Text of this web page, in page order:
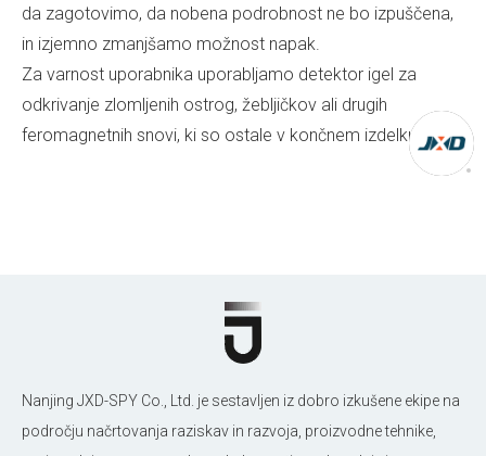
da zagotovimo, da nobena podrobnost ne bo izpuščena,
in izjemno zmanjšamo možnost napak.
Za varnost uporabnika uporabljamo detektor igel za
odkrivanje zlomljenih ostrog, žebljičkov ali drugih
feromagnetnih snovi, ki so ostale v končnem izdelku.
Nanjing JXD-SPY Co., Ltd. je sestavljen iz dobro izkušene ekipe na
področju načrtovanja raziskav in razvoja, proizvodne tehnike,